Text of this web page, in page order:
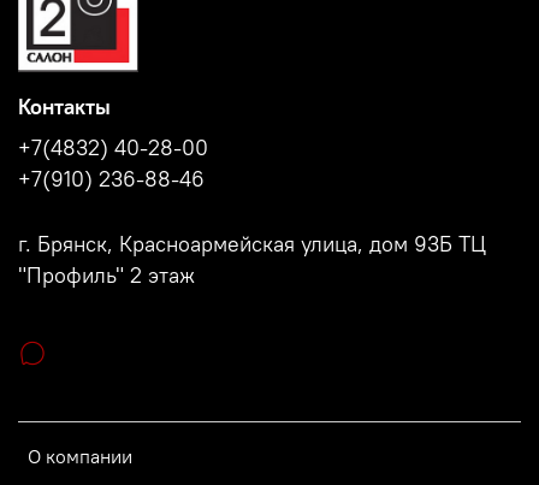
О компании
Контакты
+7(4832) 40-28-00
+7(910) 236-88-46
г. Брянск, Красноармейская улица, дом 93Б ТЦ
"Профиль" 2 этаж